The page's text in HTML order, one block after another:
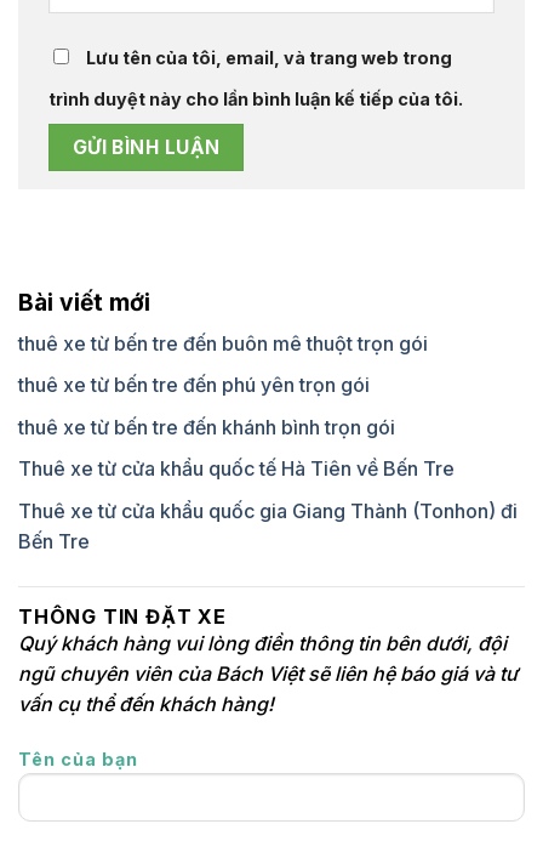
Lưu tên của tôi, email, và trang web trong
trình duyệt này cho lần bình luận kế tiếp của tôi.
Bài viết mới
thuê xe từ bến tre đến buôn mê thuột trọn gói
thuê xe từ bến tre đến phú yên trọn gói
thuê xe từ bến tre đến khánh bình trọn gói
Thuê xe từ cửa khẩu quốc tế Hà Tiên về Bến Tre
Thuê xe từ cửa khẩu quốc gia Giang Thành (Tonhon) đi
Bến Tre
THÔNG TIN ĐẶT XE
Quý khách hàng vui lòng điền thông tin bên dưới, đội
ngũ chuyên viên của Bách Việt sẽ liên hệ báo giá và tư
vấn cụ thể đến khách hàng!
Tên của bạn